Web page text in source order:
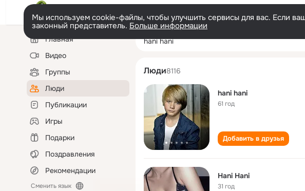
Мы используем cookie-файлы, чтобы улучшить сервисы для вас. Если
законный представитель. Больше информации
Левая
колонкаГлавная
Видео
Группы
Люди
Публикации
Игры
Подарки
Поздравления
Рекомендации
Сменить язык
hani hani
Люди8116
hani hani
61 год
Добавить в друзья
Hani Hani
31 год